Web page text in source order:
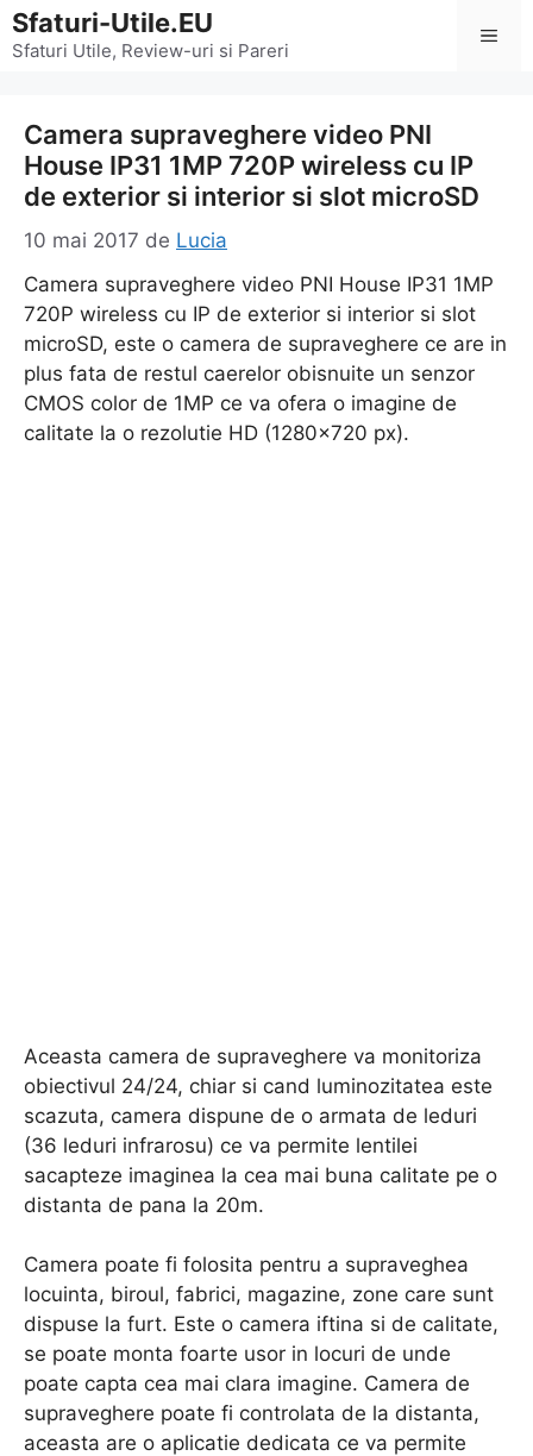
Sari
la
Sfaturi-Utile.EU
Sfaturi Utile, Review-uri si Pareri
Camera supraveghere video PNI
House IP31 1MP 720P wireless cu IP
de exterior si interior si slot microSD
10 mai 2017 de Lucia
Camera supraveghere video PNI House IP31 1MP
720P wireless cu IP de exterior si interior si slot
microSD, este o camera de supraveghere ce are in
plus fata de restul caerelor obisnuite un senzor
CMOS color de 1MP ce va ofera o imagine de
calitate la o rezolutie HD (1280×720 px).
Aceasta camera de supraveghere va monitoriza
obiectivul 24/24, chiar si cand luminozitatea este
scazuta, camera dispune de o armata de leduri
(36 leduri infrarosu) ce va permite lentilei
sacapteze imaginea la cea mai buna calitate pe o
distanta de pana la 20m.
Camera poate fi folosita pentru a supraveghea
locuinta, biroul, fabrici, magazine, zone care sunt
dispuse la furt. Este o camera iftina si de calitate,
se poate monta foarte usor in locuri de unde
poate capta cea mai clara imagine. Camera de
supraveghere poate fi controlata de la distanta,
aceasta are o aplicatie dedicata ce va permite